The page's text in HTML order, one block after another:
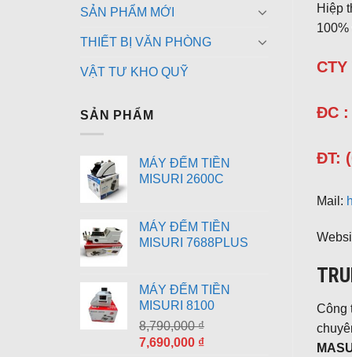
SẢN PHẨM MỚI
THIẾT BỊ VĂN PHÒNG
VẬT TƯ KHO QUỸ
SẢN PHẨM
MÁY ĐẾM TIỀN
MISURI 2600C
MÁY ĐẾM TIỀN
MISURI 7688PLUS
MÁY ĐẾM TIỀN
MISURI 8100
8,790,000₫
Giá
7,690,000 ₫Giá
Hiệp
CTY
ĐC :
ĐT:
Mail:
Công